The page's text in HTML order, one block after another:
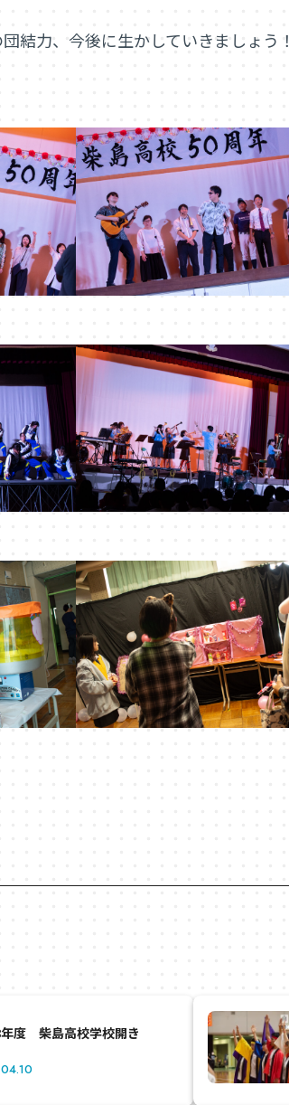
結力、今後に生かしていきましょう！
度 柴島高校学校開き